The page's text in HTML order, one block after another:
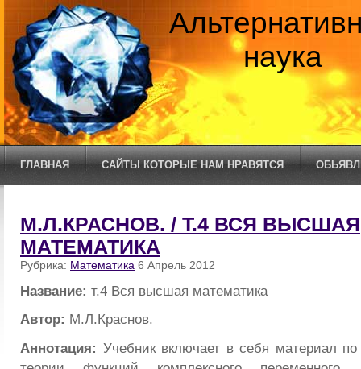
наука
ГЛАВНАЯ САЙТЫ КОТОРЫЕ НАМ НРАВЯТСЯ
М.Л.КРАСНОВ. / Т.4 ВСЯ ВЫСШАЯ
МАТЕМАТИКА
Рубрика: Математика 6 Апрель 2012
Название: т.4 Вся высшая математика
Автор: М.Л.Краснов.
Аннотация: Учебник включает в себя материал по